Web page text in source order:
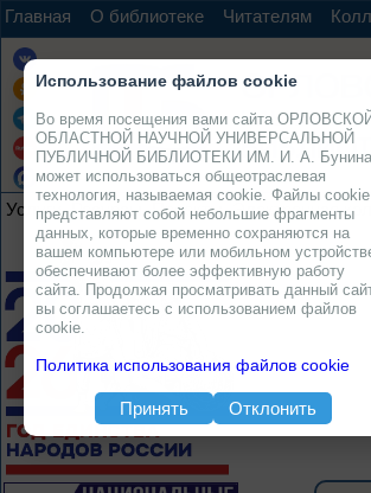
Главная О библиотеке Читателям
Услуги Ресурсы Проекты Электронная
Использование файлов cookie
Во время посещения вами сайта
ОБЛАСТНОЙ НАУЧНОЙ УНИВЕРСАЛЬНОЙ
ПУБЛИЧНОЙ БИБЛИОТЕКИ ИМ. И. А. Бунина
может использоваться общеотраслевая
технология, называемая cookie. Файлы cookie
представляют собой небольшие фрагменты
данных, которые временно сохраняются на
вашем компьютере или мобильном
обеспечивают более эффективную работу
сайта. Продолжая просматривать данный
вы соглашаетесь с использованием файлов
cookie.
Политика использования файлов cookie
Принять Отклонить